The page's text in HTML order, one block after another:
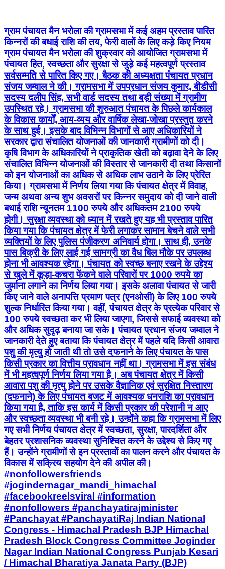
ग्राम पंचायत मैन भरोला की ग्रामसभा में कई अहम प्रस्ताव पारित
किन्नरों की बधाई राशि की तय, फेरी वालों के लिए कड़े किए नियम
ग्राम पंचायत मैन भरोला की शुक्रवार को आयोजित ग्रामसभा में
पंचायत हित, स्वच्छता और सुरक्षा से जुड़े कई महत्वपूर्ण प्रस्ताव
सर्वसम्मति से पारित किए गए। बैठक की अध्यक्षता पंचायत प्रधान
संजय जम्वाल ने की। ग्रामसभा में उपप्रधान संजय कुमार, बीडीसी
सदस्य दलीप सिंह, सभी वार्ड सदस्य तथा बड़ी संख्या में ग्रामीण
उपस्थित रहे। ग्रामसभा की शुरुआत पंचायत के पिछले कार्यकाल
के विकास कार्यों, आय-व्यय और वार्षिक लेखा-जोखा प्रस्तुत करने
के साथ हुई। इसके बाद विभिन्न विभागों से आए अधिकारियों ने
सरकार द्वारा संचालित योजनाओं की जानकारी ग्रामीणों को दी।
कृषि विभाग के अधिकारियों ने प्राकृतिक खेती को बढ़ावा देने के लिए
संचालित विभिन्न योजनाओं की विस्तार से जानकारी दी तथा किसानों
को इन योजनाओं का अधिक से अधिक लाभ उठाने के लिए प्रेरित
किया। ग्रामसभा में निर्णय लिया गया कि पंचायत क्षेत्र में विवाह,
जन्म अथवा अन्य शुभ अवसरों पर किन्नर समुदाय को दी जाने वाली
बधाई राशि न्यूनतम 1100 रुपये और अधिकतम 2100 रुपये
होगी। सुरक्षा व्यवस्था को ध्यान में रखते हुए यह भी प्रस्ताव पारित
किया गया कि पंचायत क्षेत्र में फेरी लगाकर सामान बेचने वाले सभी
व्यक्तियों के लिए पुलिस पंजीकरण अनिवार्य होगा। साथ ही, उनके
पास बिक्री के लिए लाई गई सामग्री का वैध बिल मौके पर उपलब्ध
होना भी आवश्यक रहेगा। पंचायत को स्वच्छ बनाए रखने के उद्देश्य
से खुले में कूड़ा-कचरा फेंकने वाले परिवारों पर 1000 रुपये का
जुर्माना लगाने का निर्णय लिया गया। इसके अलावा पंचायत से जारी
किए जाने वाले अनापत्ति प्रमाण पत्र (एनओसी) के लिए 100 रुपये
शुल्क निर्धारित किया गया। वहीं, पंचायत क्षेत्र के प्रत्येक परिवार से
100 रुपये स्वच्छता कर भी लिया जाएगा, जिससे सफाई व्यवस्था को
और अधिक सुदृढ़ बनाया जा सके। पंचायत प्रधान संजय जम्वाल ने
जानकारी देते हुए बताया कि पंचायत क्षेत्र में पहले यदि किसी आवारा
पशु की मृत्यु हो जाती थी तो उसे दफनाने के लिए पंचायत के पास
किसी प्रकार का वित्तीय प्रावधान नहीं था। ग्रामसभा में इस संबंध
में भी महत्वपूर्ण निर्णय लिया गया है। अब पंचायत क्षेत्र में किसी
आवारा पशु की मृत्यु होने पर उसके वैज्ञानिक एवं सुरक्षित निस्तारण
(दफनाने) के लिए पंचायत बजट में आवश्यक धनराशि का प्रावधान
किया गया है, ताकि इस कार्य में किसी प्रकार की परेशानी न आए
और स्वच्छता व्यवस्था भी बनी रहे। उन्होंने कहा कि ग्रामसभा में लिए
गए सभी निर्णय पंचायत क्षेत्र में स्वच्छता, सुरक्षा, पारदर्शिता और
बेहतर प्रशासनिक व्यवस्था सुनिश्चित करने के उद्देश्य से किए गए
हैं। उन्होंने ग्रामीणों से इन प्रस्तावों का पालन करने और पंचायत के
विकास में सक्रिय सहयोग देने की अपील की।
#nonfollowersfriends
#jogindernagar_mandi_himachal
#facebookreelsviral #information
#nonfollowers #panchayatirajminister
#Panchayat #PanchayatiRaj Indian National
Congress - Himachal Pradesh BJP Himachal
Pradesh Block Congress Committee Joginder
Nagar Indian National Congress Punjab Kesari
/ Himachal Bharatiya Janata Party (BJP)